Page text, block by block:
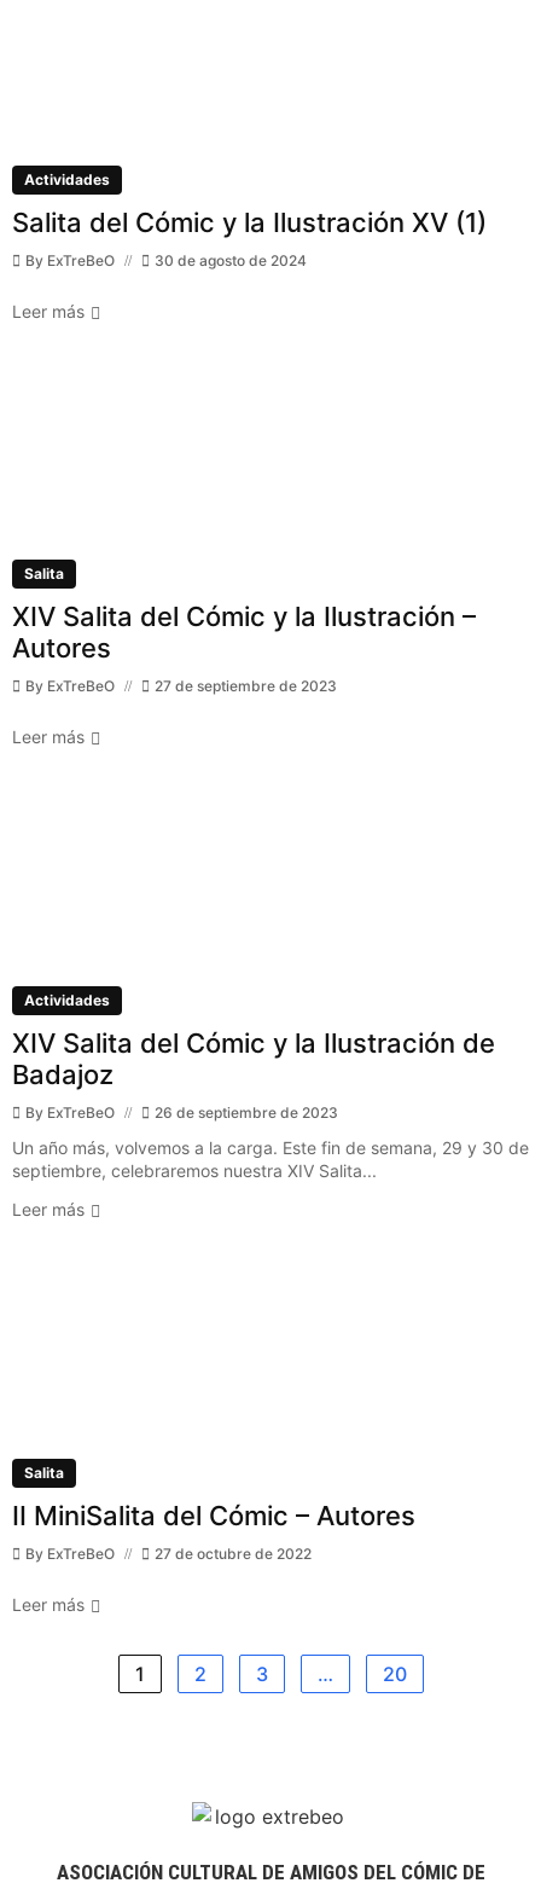
Actividades
Salita del Cómic y la Ilustración XV (1)
By ExTreBeO 30 de agosto de 2024
Leer más
Salita
XIV Salita del Cómic y la Ilustración –
Autores
By ExTreBeO 27 de septiembre de 2023
Leer más
Actividades
XIV Salita del Cómic y la Ilustración de
Badajoz
By ExTreBeO 26 de septiembre de 2023
Un año más, volvemos a la carga. Este fin de semana, 29 y 30 de
septiembre, celebraremos nuestra XIV Salita...
Leer más
Salita
II MiniSalita del Cómic – Autores
By ExTreBeO 27 de octubre de 2022
Leer más
1 2 3 … 20
ASOCIACIÓN CULTURAL DE AMIGOS DEL CÓMIC DE